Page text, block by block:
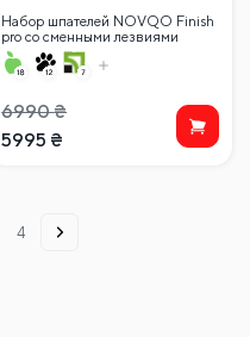
Набор шпателей NOVQO Finish
pro со сменными лезвиями
0,5+0,3 мм
6990₴
5995 ₴
4